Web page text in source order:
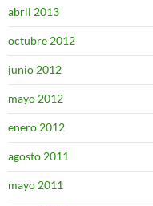
abril 2013
octubre 2012
junio 2012
mayo 2012
enero 2012
agosto 2011
mayo 2011